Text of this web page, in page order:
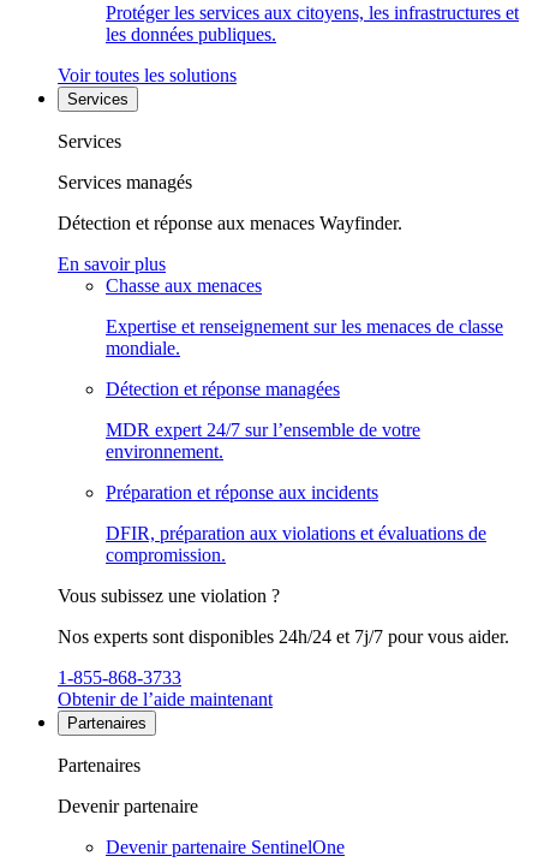
Protéger les services aux citoyens, les infrastructures et
les données publiques.
Voir toutes les solutions
Services
Services
Services managés
Détection et réponse aux menaces Wayfinder.
En savoir plus
Chasse aux menaces
Expertise et renseignement sur les menaces de classe
mondiale.
Détection et réponse managées
MDR expert 24/7 sur l’ensemble de votre
environnement.
Préparation et réponse aux incidents
DFIR, préparation aux violations et évaluations de
compromission.
Vous subissez une violation ?
Nos experts sont disponibles 24h/24 et 7j/7 pour vous aider.
1-855-868-3733
Obtenir de l’aide maintenant
Partenaires
Partenaires
Devenir partenaire
Devenir partenaire SentinelOne